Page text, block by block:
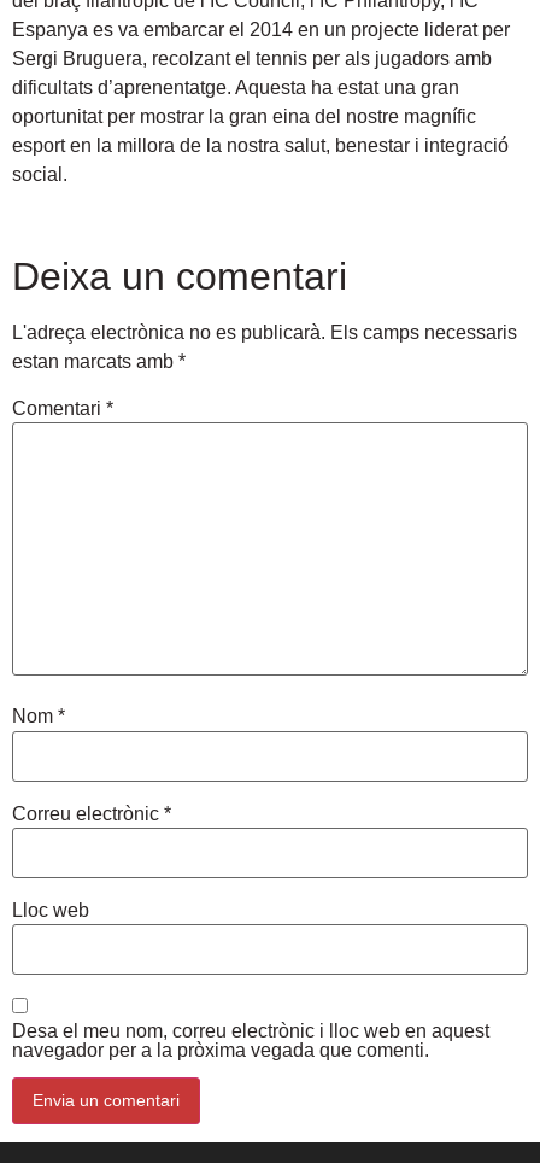
Espanya es va embarcar el 2014 en un projecte liderat per
Sergi Bruguera, recolzant el tennis per als jugadors amb
dificultats d’aprenentatge. Aquesta ha estat una gran
oportunitat per mostrar la gran eina del nostre magnífic
esport en la millora de la nostra salut, benestar i integració
social.
Deixa un comentari
L'adreça electrònica no es publicarà. Els camps necessaris
estan marcats amb *
Comentari *
Nom *
Correu electrònic *
Lloc web
Desa el meu nom, correu electrònic i lloc web en aquest
navegador per a la pròxima vegada que comenti.